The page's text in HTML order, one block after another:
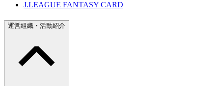
J.LEAGUE FANTASY CARD
運営組織・活動紹介